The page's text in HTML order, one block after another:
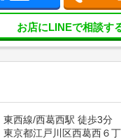
お店にLINEで相談す
東西線/西葛西駅 徒歩3分
東京都江戸川区西葛西６丁